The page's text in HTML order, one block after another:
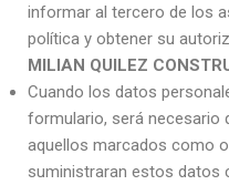
informar al tercero de los
política y obtener su
MILIAN QUILEZ
Cuando los datos
formulario, será necesario
aquellos marcados como
suministraran estos datos